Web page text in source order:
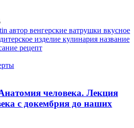
автор венгерские ватрушки вкусное
изделие кулинария название
рецепт
человека. Лекция
с докембрия до наших